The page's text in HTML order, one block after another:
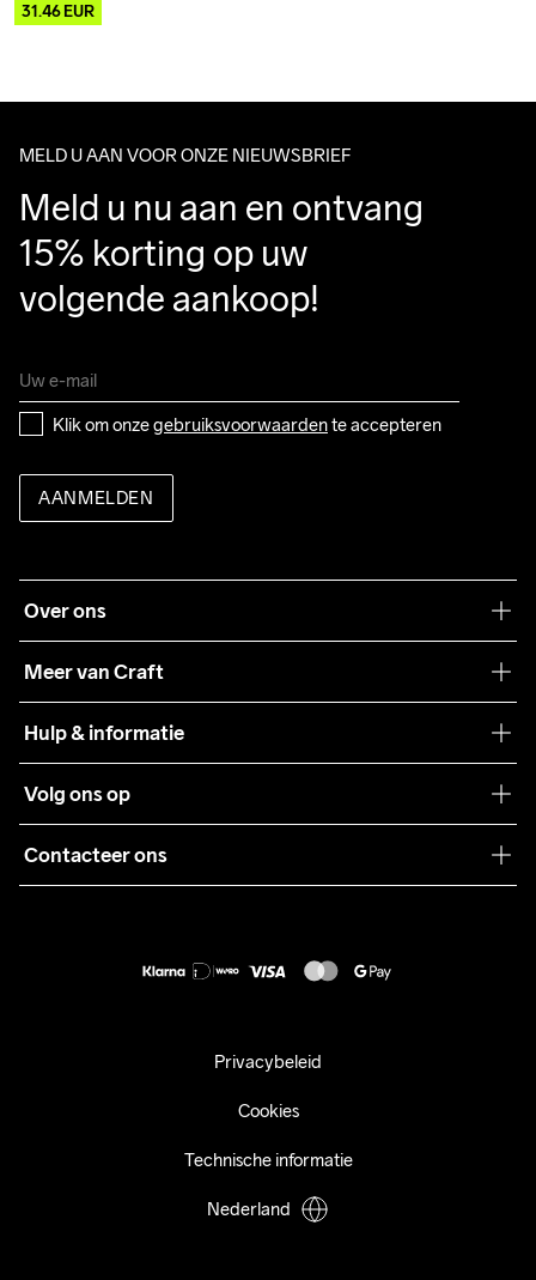
31.46EUR
MELD U AAN VOOR ONZE NIEUWSBRIEF
Meld u nu aan en ontvang
15% korting op uw
volgende aankoop!
Klik om onze gebruiksvoorwaarden te accepteren
AANMELDEN
Over ons
Meer van Craft
Teamwear
Samenwerkingen
Pers
Hulp & informatie
Algemene voorwaarden
Retour
Volg ons op
Contacteer ons
Privacybeleid
Cookies
Technische informatie
Nederland